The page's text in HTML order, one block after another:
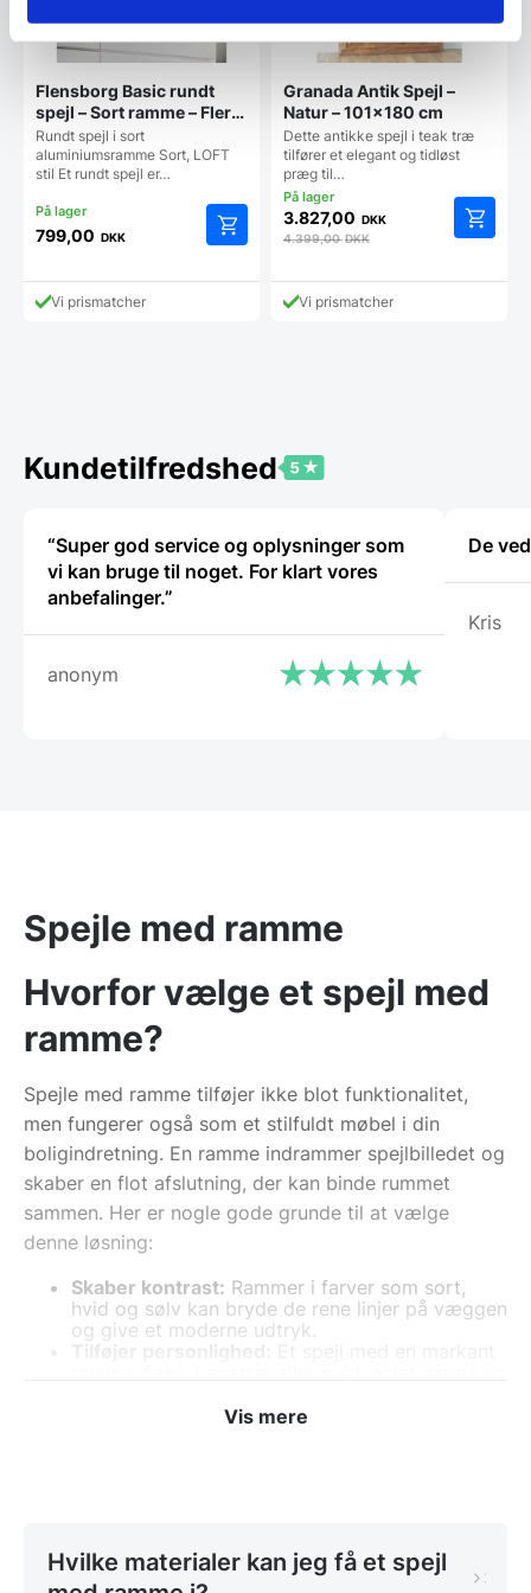
Flensborg Basic rundt
spejl – Sort ramme – Flere
størrelser
Rundt spejl i sort
aluminiumsramme Sort, LOFT
stil Et rundt spejl er…
799,00 DKK
vare
Vi prismatcher
Granada Antik Spejl –
Natur – 101×180 cm
Dette antikke spejl i teak træ
tilfører et elegant og tidløst
præg til…
3.827,00 DKK
4.399,00DKK
Vi prismatcher
Kundetilfredshed
“Super god service og oplysninger som
vi kan bruge til noget. For klart vores
anbefalinger.”
anonym
De
Kris
Spejle med ramme
Hvorfor vælge et spejl med
ramme?
Spejle med ramme tilføjer ikke blot funktionalitet,
men fungerer også som et stilfuldt møbel i din
boligindretning. En ramme indrammer spejlbilledet og
skaber en flot afslutning, der kan binde rummet
sammen. Her er nogle gode grunde til at vælge
denne løsning:
Skaber kontrast: Rammer i farver som sort,
hvid og sølv kan bryde de rene linjer på væggen
og give et moderne udtryk.
Passer til enhver stil:Uanset om du er til det
rammer
Vis mere
Hvilke materialer kan jeg få et spejl